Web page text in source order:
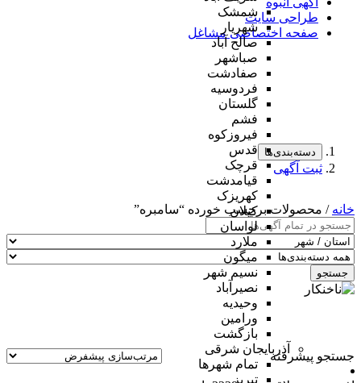
شمشک
شهریار
صالح آباد
صباشهر
صفادشت
فردوسیه
گلستان
فشم
فیروزکوه
قدس
قرچک
قیامدشت
کهریزک
کیلان
لواسان
ملارد
میگون
نسیم شهر
نصیرآباد
وحیدیه
ورامین
بازگشت
آذربایجان شرقی
تمام شهر‌ها
تبریز
طراحی سایت
صفحه اختصاصی مشاغل
دسته‌بندی‌ها
ثبت آگهی
خانه / محصولات برچسب خورده “سامبره”
جستجو
جستجو پیشرفته